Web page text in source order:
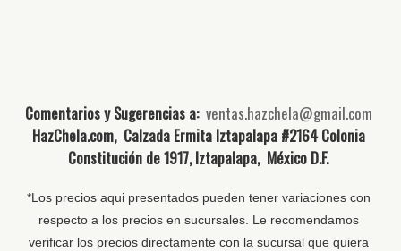
Comentarios y Sugerencias a: ventas.hazchela@gmail.com
HazChela.com, Calzada Ermita Iztapalapa #2164 Colonia
Constitución de 1917, Iztapalapa, México D.F.
*Los precios aqui presentados pueden tener variaciones con
respecto a los precios en sucursales. Le recomendamos
verificar los precios directamente con la sucursal que quiera